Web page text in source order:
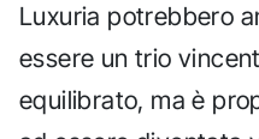
Luxuria potrebbero
essere un trio
equilibrato, ma è